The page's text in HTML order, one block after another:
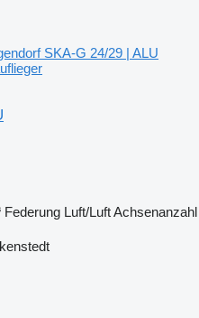
SKA-G 24/29 | ALU
Federung Luft/LuftAchsenanzahl